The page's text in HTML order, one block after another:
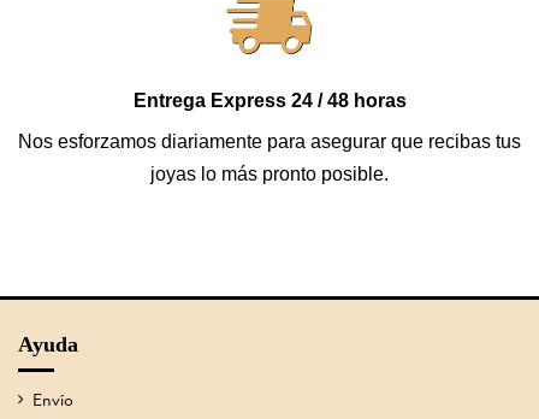
Entrega Express 24 / 48 horas
Nos esforzamos diariamente para asegurar que recibas tus
joyas lo más pronto posible.
Ayuda
Envío